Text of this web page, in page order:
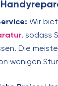
Wir
, sodass
Die
wenigen